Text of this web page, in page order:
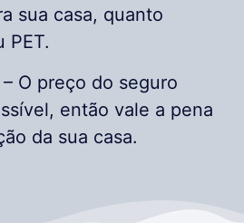
sua casa, quanto
PET.
O preço do seguro
então vale a pena
da sua casa.